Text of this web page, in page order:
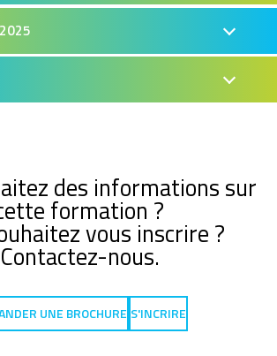
des informations sur
formation ?
vous inscrire ?
Contactez-nous.
UNE BROCHURE S'INCRIRE